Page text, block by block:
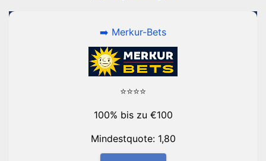
➡️ Merkur-Bets
⭐⭐⭐⭐
100% bis zu €100
Mindestquote: 1,80